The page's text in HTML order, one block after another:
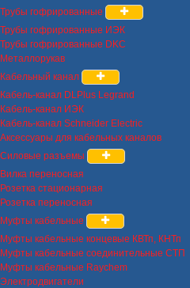
Трубы гофрированные
Трубы гофрированные ИЭК
Трубы гофрированные DKC
Металлорукав
Кабельный канал
Кабель-канал DLPlus Legrand
Кабель-канал ИЭК
Кабель-канал Schneider Electric
Аксессуары для кабельных каналов
Силовые разъемы
Вилка переносная
Розетка стационарная
Розетка переносная
Муфты кабельные
Муфты кабельные концевые КВТп, КНТп
Муфты кабельные соединительные СТП
Муфты кабельные Raychem
Электродвигатели